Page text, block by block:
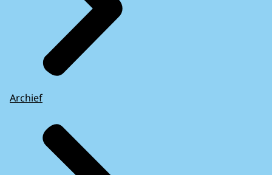
Archief